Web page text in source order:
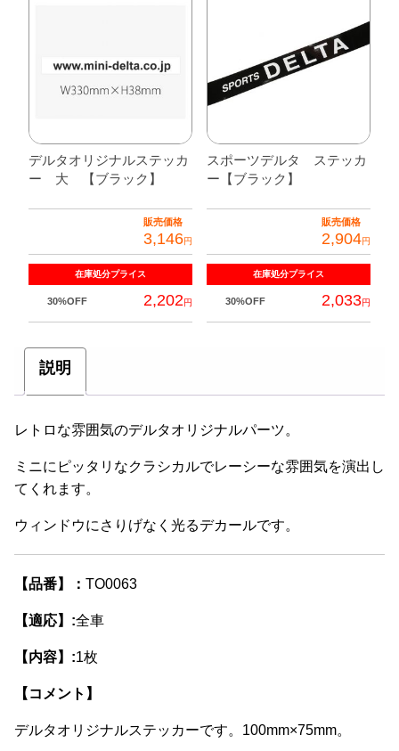
リ
エ
シ
ン
り
シ
ン
商
き
デルタオリジナルステッカ
ー 大 【ブラック】
販売価格
3,146円
在庫処分プライス
30%OFF 2,202円
スポーツデルタ ステッカ
ー【ブラック】
販売価格
2,904円
在庫処分プライス
30%OFF 2,033円
説明
レトロな雰囲気のデルタオリジナルパーツ。
ミニにピッタリなクラシカルでレーシーな雰囲気を演出し
てくれます。
ウィンドウにさりげなく光るデカールです。
【品番】： TO0063
【適応】:全車
【内容】:1枚
【コメント】
デルタオリジナルステッカーです。100mm×75mm。